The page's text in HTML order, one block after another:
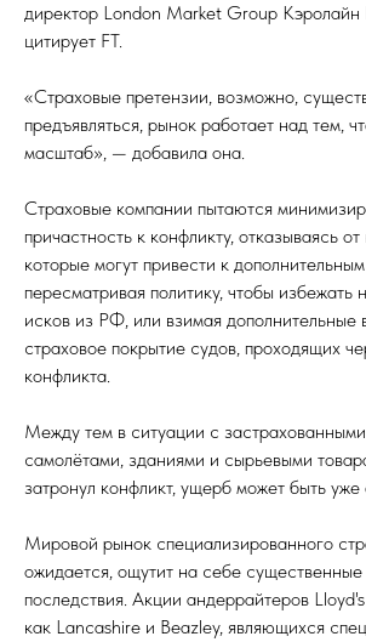
директор London Market Group Кэролайн
цитирует FT.
«Страховые претензии, возможно,
предъявляться, рынок работает над тем,
масштаб», — добавила она.
Страховые компании пытаются
причастность к конфликту, отказываясь
которые могут привести к
пересматривая политику, чтобы избежать
исков из РФ, или взимая дополнительные
страховое покрытие судов, проходящих
конфликта.
Между тем в ситуации с
самолётами, зданиями и сырьевыми
затронул конфликт, ущерб может быть
Мировой рынок специализированного
ожидается, ощутит на себе существенные
последствия. Акции андеррайтеров
как Lancashire и Beazley, являющихся